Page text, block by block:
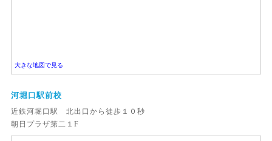
大きな地図で見る
河堀口駅前校
近鉄河堀口駅 北出口から徒歩１０秒
朝日プラザ第二１F